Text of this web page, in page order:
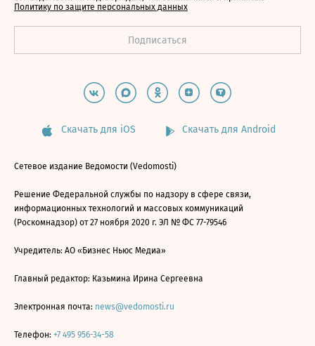
Политику по защите персональных данных
Скачать для iOS Скачать для Android
Сетевое издание Ведомости (Vedomosti)
Решение Федеральной службы по надзору в сфере связи,
информационных технологий и массовых коммуникаций
(Роскомнадзор) от 27 ноября 2020 г. ЭЛ № ФС 77-79546
Учредитель: АО «Бизнес Ньюс Медиа»
Главный редактор: Казьмина Ирина Сергеевна
Электронная почта: news@vedomosti.ru
Телефон: +7 495 956-34-58